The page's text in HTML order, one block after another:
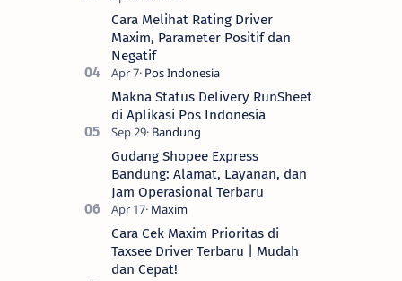
Cara Melihat Rating Driver
Maxim, Parameter Positif dan
Negatif
Makna Status Delivery RunSheet
di Aplikasi Pos Indonesia
Gudang Shopee Express
Bandung: Alamat, Layanan, dan
Jam Operasional Terbaru
Cara Cek Maxim Prioritas di
Taxsee Driver Terbaru | Mudah
dan Cepat!